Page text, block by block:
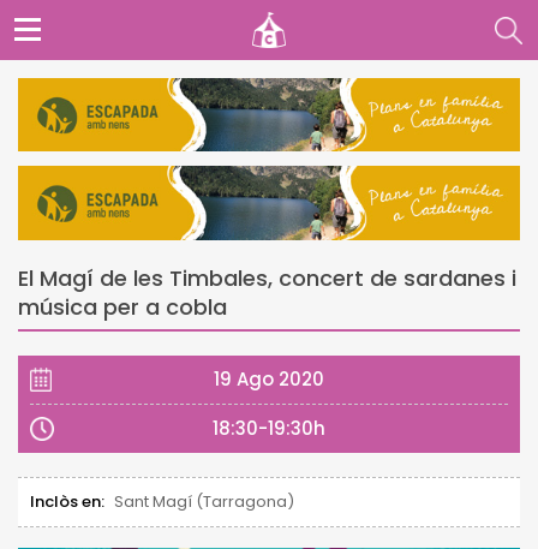
El Magí de les Timbales, concert de sardanes i
música per a cobla
19 Ago 2020
18:30-19:30h
Inclòs en: Sant Magí (Tarragona)